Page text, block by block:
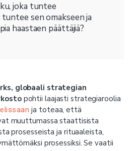
joka tuntee
sen omakseen ja
haastaen päättäjiä?
globaali strategian
pohtii laajasti strategiaroolia
ja toteaa, että
muuttumassa staattisista
prosesseista ja rituaaleista,
prosessiksi. Se vaatii